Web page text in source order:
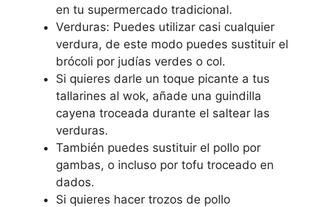
en tu supermercado tradicional.
Verduras: Puedes utilizar casi cualquier
verdura, de este modo puedes sustituir el
brócoli por judías verdes o col.
Si quieres darle un toque picante a tus
tallarines al wok, añade una guindilla
cayena troceada durante el saltear las
verduras.
También puedes sustituir el pollo por
gambas, o incluso por tofu troceado en
dados.
Si quieres hacer trozos de pollo